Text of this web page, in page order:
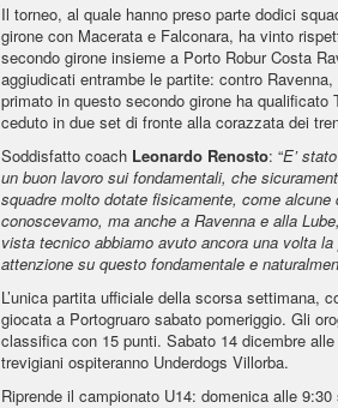
Il torneo, al quale hanno preso parte dodici
girone con Macerata e Falconara, ha vinto
secondo girone insieme a Porto Robur Costa
aggiudicati entrambe le partite: contro
primato in questo secondo girone ha qualificato
ceduto in due set di fronte alla corazzata dei
Soddisfatto coach Leonardo Renosto: “E’
un buon lavoro sui fondamentali, che
squadre molto dotate fisicamente, come
conoscevamo, ma anche a Ravenna e alla
vista tecnico abbiamo avuto ancora una volta
attenzione su questo fondamentale e
L’unica partita ufficiale della scorsa settimana,
giocata a Portogruaro sabato pomeriggio. Gli
classifica con 15 punti. Sabato 14 dicembre
trevigiani ospiteranno Underdogs Villorba.
Riprende il campionato U14: domenica alle